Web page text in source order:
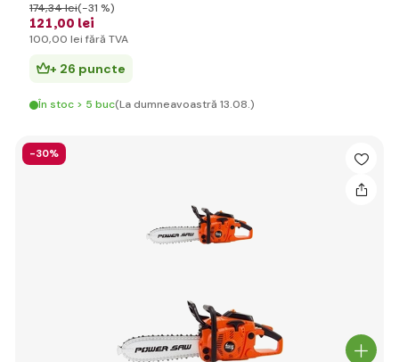
121,00 lei
174,34 lei(-31 %)
100,00 lei fără TVA
+ 26 puncte
În stoc > 5 buc(La dumneavoastră 13.08.)
-30%